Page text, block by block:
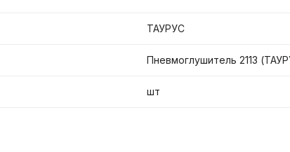
ТАУРУС
Пневмоглушитель 2113
шт